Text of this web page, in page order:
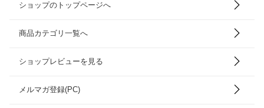
ショップのトップページへ
商品カテゴリ一覧へ
ショップレビューを見る
メルマガ登録(PC)